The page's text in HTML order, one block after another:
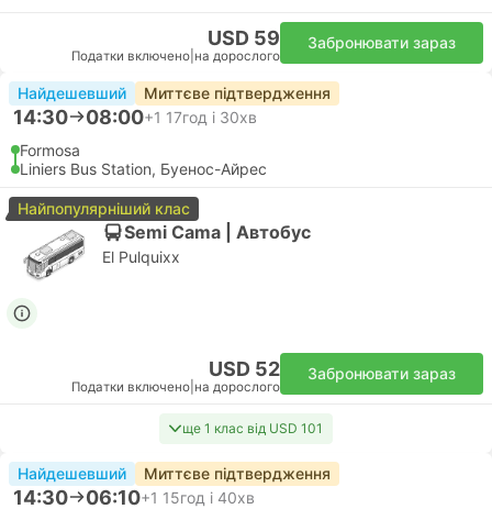
USD 59
Податки включено на дорослого
Забронювати зараз
Найдешевший Миттєве підтвердження
14:30 08:00+1 17год і 30хв
Formosa
Liniers Bus Station, Буенос-Айрес
Найпопулярніший клас
Semi Cama | Автобус
El Pulquixx
USD 52
Податки включено на дорослого
Забронювати зараз
ще 1 клас від USD 101
Найдешевший Миттєве підтвердження
14:30 06:10+1 15год і 40хв